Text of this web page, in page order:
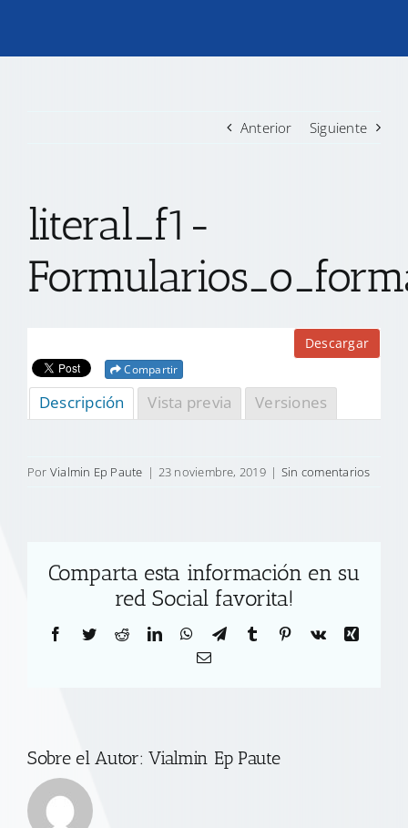
TRANSPARENCIA
CONTACTO
Anterior Siguiente
literal_f1-
Descargar
Compartir
Descripción Vista previa Versiones
Por Vialmin Ep Paute | 23 noviembre, 2019 | Sin comentarios
Comparta esta información en su
red Social favorita!
Facebook
TwitterRedditLinkedInWhatsApp
TelegramTumblr Pinterest
Vk
Xing
Correo
Sobre el Autor:Vialmin Ep Paute